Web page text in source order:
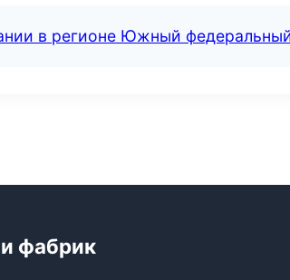
в регионе Южный
фабрик